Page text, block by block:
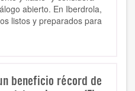
abierto. En Iberdrola,
listos y preparados para
beneficio récord de